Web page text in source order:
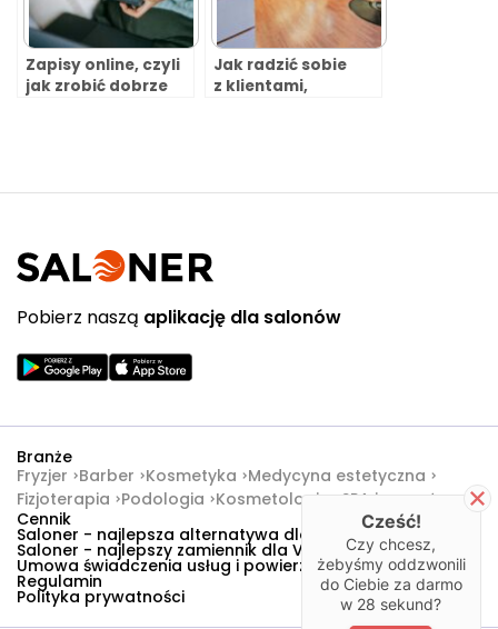
Zapisy online, czyli
jak zrobić dobrze
Jak radzić sobie
z klientami,
Pobierz naszą aplikację dla salonów
Branże
Fryzjer Barber Kosmetyka Medycyna estetyczna
Fizjoterapia Podologia Kosmetologia SPA i masaże
Cennik
Saloner - najlepsza alternatywa dla Booksy
Saloner - najlepszy zamiennik dla Versum
Umowa świadczenia usług i powierzenia danych
Regulamin
Polityka prywatności
Cześć!
Czy chcesz,
żebyśmy oddzwonili
do Ciebie za darmo
w 28 sekund?